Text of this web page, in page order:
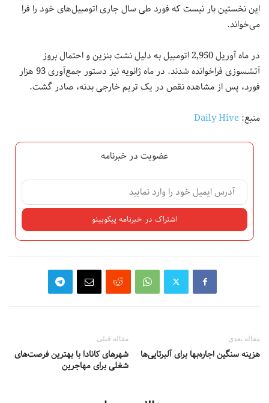
این نخستین بار نیست که فورد طی سال جاری اتومبیل‌های خود را فرا
می‌خواند.
در ماه آوریل 2,950 اتومبیل به دلیل نشت بنزین و احتمال بروز
آتشسوزی فراخوانده شدند. در ماه ژانویه نیز دستور جمع‌آوری 93 هزار
فورد، پس از مشاهده نقص در یک تریم خارجی بدنه، صادر گشت.
منبع:Daily Hive
عضویت در خبرنامه
مقاله قبلی
شهرهای کانادا با بهترین فرصت‌های
شغلی برای مهاجرین
مقاله بعدی
هزینه سنگین اجاره‌بها برای آلبرتایی‌ها